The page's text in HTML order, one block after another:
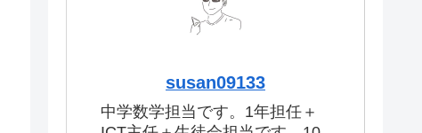
susan09133
中学数学担当です。1年担任＋